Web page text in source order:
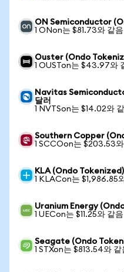
ON Semiconductor
1 ONon는 $81.73와 같음
Ouster (Ondo
1 OUSTon는 $43.97와
Navitas
달러
1 NVTSon는 $14.02와
Southern Copper
1 SCCOon는 $203.53
KLA (Ondo Tokenized)
1 KLACon는 $1,986.85
Uranium Energy
1 UECon는 $11.25와 같음
Seagate (Ondo
1 STXon는 $813.54와 같